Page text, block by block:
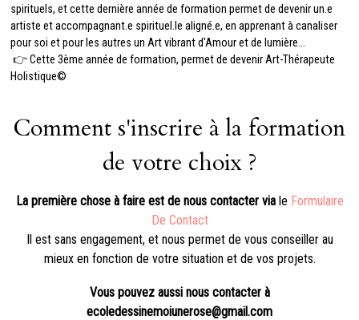
spirituels, et cette dernière année de formation permet de devenir un.e
artiste et accompagnant.e spirituel.le aligné.e, en apprenant à canaliser
pour soi et pour les autres un Art vibrant d'Amour et de lumière...
👉 Cette 3ème année de formation, permet de devenir Art-Thérapeute
Holistique©
Comment s'inscrire à la formation
de votre choix ?
La première chose à faire est de nous contacter viale Formulaire
De Contact
Il est sans engagement, et nous permet de vous conseiller au
mieux en fonction de votre situation et de vos projets.
Vous pouvez aussi nous contacter à
ecoledessinemoiunerose@gmail.com